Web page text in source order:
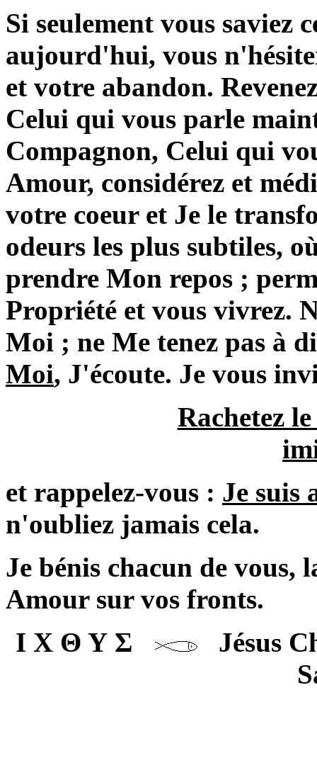
Si seulement vous saviez
aujourd'hui, vous
et votre abandon.
Celui qui vous parle
Compagnon, Celui qui
Amour, considérez et
votre coeur et Je le
odeurs les plus subtiles,
prendre Mon repos ;
Propriété et vous vivrez.
Moi ; ne Me tenez pas à
Moi, J'écoute. Je vous
Rachetez
et rappelez-vous : Je suis
n'oubliez jamais cela.
Je bénis chacun de vous,
Amour sur vos fronts.
Ι Χ Θ Υ Σ
Jésus